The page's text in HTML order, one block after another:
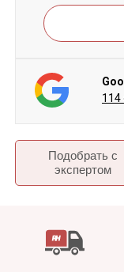
Подобрать c
экспертом
114